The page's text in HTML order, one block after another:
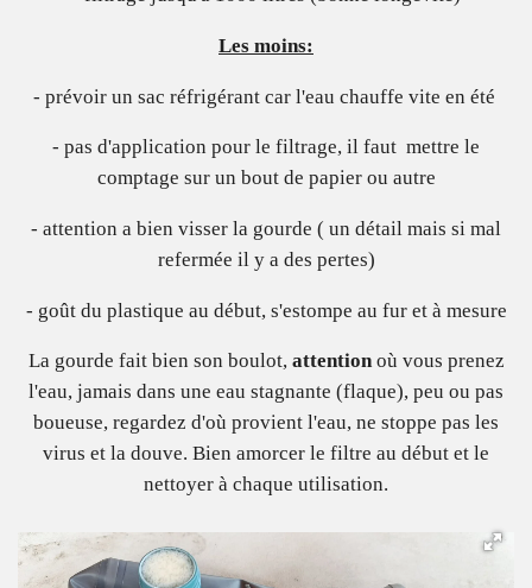
Les moins:
- prévoir un sac réfrigérant car l'eau chauffe vite en été
- pas d'application pour le filtrage, il faut mettre le
comptage sur un bout de papier ou autre
- attention a bien visser la gourde ( un détail mais si mal
refermée il y a des pertes)
- goût du plastique au début, s'estompe au fur et à mesure
La gourde fait bien son boulot, attentionoù vous prenez
l'eau, jamais dans une eau stagnante (flaque), peu ou pas
boueuse, regardez d'où provient l'eau, ne stoppe pas les
virus et la douve. Bien amorcer le filtre au début et le
nettoyer à chaque utilisation.